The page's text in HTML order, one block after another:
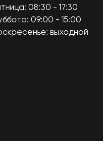
08:30 - 17:30
09:00 - 15:00
выходной